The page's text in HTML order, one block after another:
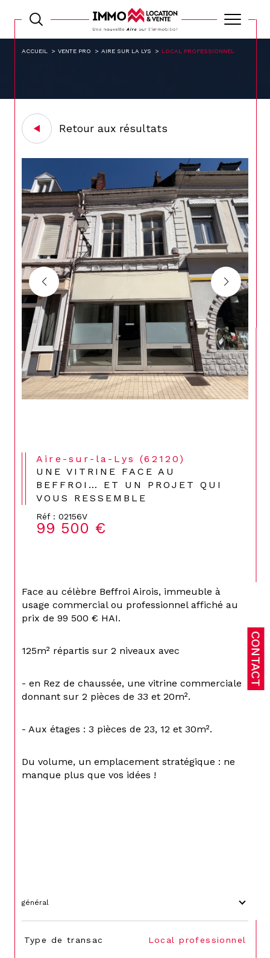
CONTACT
ACCUEIL VENTE PRO AIRE SUR LA LYS LOCAL PROFESSIONNEL
Retour aux résultats
Aire-sur-la-Lys (62120)
UNE VITRINE FACE AU
BEFFROI… ET UN PROJET QUI
VOUS RESSEMBLE
Réf : 02156V
99 500 €
Face au célèbre Beffroi Airois, immeuble à
usage commercial ou professionnel affiché au
prix de 99 500 € HAI.
125m² répartis sur 2 niveaux avec
- en Rez de chaussée, une vitrine commerciale
donnant sur 2 pièces de 33 et 20m².
- Aux étages : 3 pièces de 23, 12 et 30m².
Du volume, un emplacement stratégique : ne
manque plus que vos idées !
général
TRAD_SIROCCO_Caracteristique Valeurs
Type de transac Local professionnel